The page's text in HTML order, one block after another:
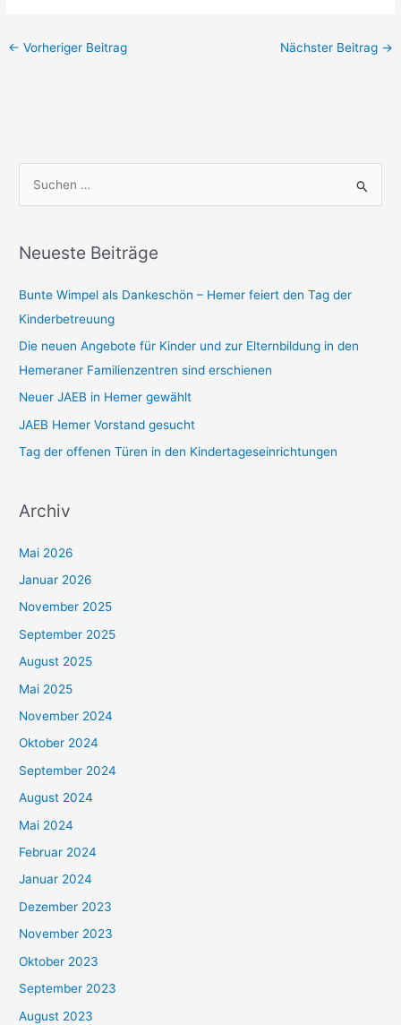
← Vorheriger Beitrag Nächster Beitrag →
h
n
n
a
c
h
Neueste Beiträge
Bunte Wimpel als Dankeschön – Hemer feiert den Tag der
Kinderbetreuung
Die neuen Angebote für Kinder und zur Elternbildung in den
Hemeraner Familienzentren sind erschienen
Neuer JAEB in Hemer gewählt
JAEB Hemer Vorstand gesucht
Tag der offenen Türen in den Kindertageseinrichtungen
Archiv
Mai 2026
Januar 2026
November 2025
September 2025
August 2025
Mai 2025
November 2024
Oktober 2024
September 2024
August 2024
Mai 2024
Februar 2024
Januar 2024
Dezember 2023
November 2023
Oktober 2023
September 2023
August 2023